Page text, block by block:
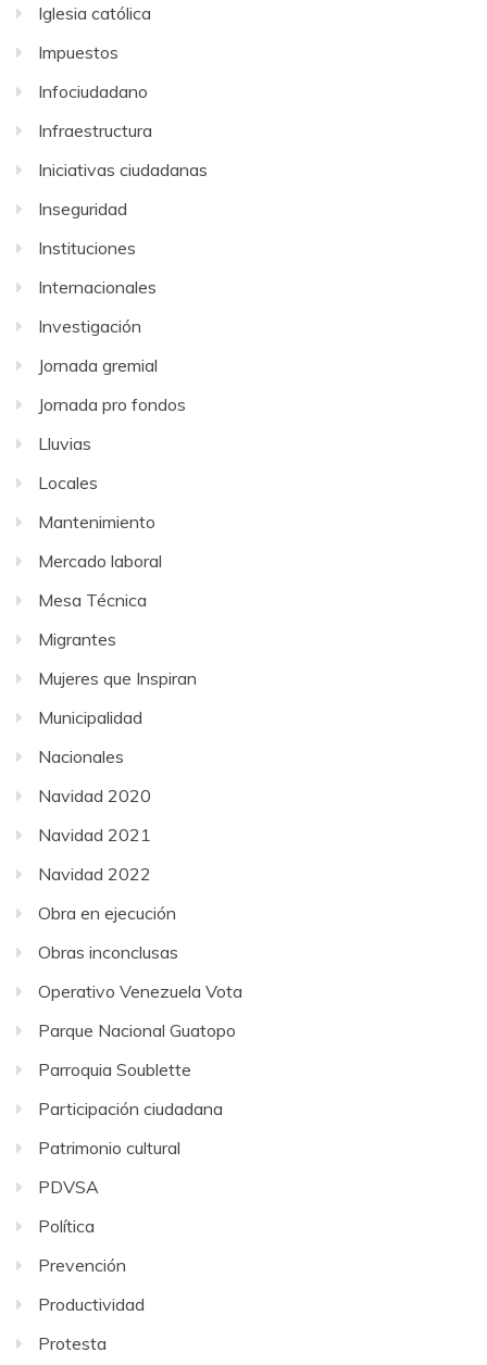
Iglesia católica
Impuestos
Infociudadano
Infraestructura
Iniciativas ciudadanas
Inseguridad
Instituciones
Internacionales
Investigación
Jornada gremial
Jornada pro fondos
Lluvias
Locales
Mantenimiento
Mercado laboral
Mesa Técnica
Migrantes
Mujeres que Inspiran
Municipalidad
Nacionales
Navidad 2020
Navidad 2021
Navidad 2022
Obra en ejecución
Obras inconclusas
Operativo Venezuela Vota
Parque Nacional Guatopo
Parroquia Soublette
Participación ciudadana
Patrimonio cultural
PDVSA
Política
Prevención
Productividad
Protesta